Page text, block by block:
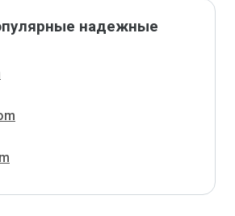
надежные